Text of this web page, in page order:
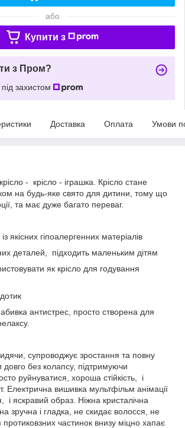
або
Купити з
з Пром?
захистом
Доставка Оплата Умови
- крісло - іграшка. Крісло стане
на будь-яке свято для дитини, тому що
та має дуже багато переваг.
якісних гіпоалергенних матеріалів
деталей, підходить маленьким дітям
як крісло для годування
антистрес, просто створена для
супроводжує зростання та повну
довго без колапсу, підтримуючи
руйнуватися, хороша стійкість, і
Електрична вишивка мультфільм анімації
і яскравий образ. Ніжна кристалічна
зручна і гладка, не скидає волосся, не
протиковзних частинок внизу міцно хапає